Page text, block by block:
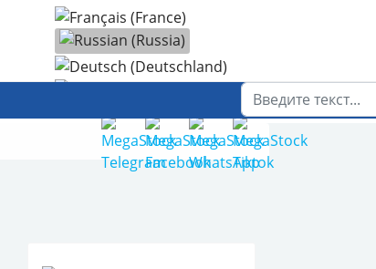
Выберите язык
Поиск